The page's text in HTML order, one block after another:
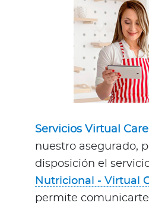
Servicios Virtual
nuestro asegurado,
disposición el
Nutricional - Virtual
permite